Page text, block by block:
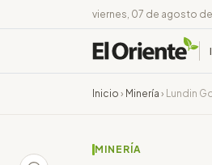
viernes, 07 de agosto
Inicio › Minería › Lundin
MINERÍA